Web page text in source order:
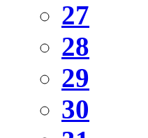
27
28
29
30